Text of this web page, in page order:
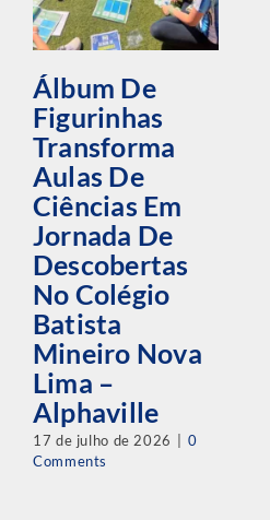
Álbum De
Figurinhas
Transforma
Aulas De
Ciências Em
Jornada De
Descobertas
No Colégio
Batista
Mineiro Nova
Lima –
Alphaville
17 de julho de 2026
0
Comments